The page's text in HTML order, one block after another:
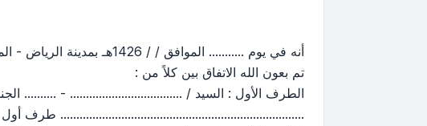
أنه في يوم ........... الموافق / / 1426هـ بمدينة الرياض - المملكة العربية السعودية
تم بعون الله الاتفاق بين كلاً من :
............................................................................ طرف أول